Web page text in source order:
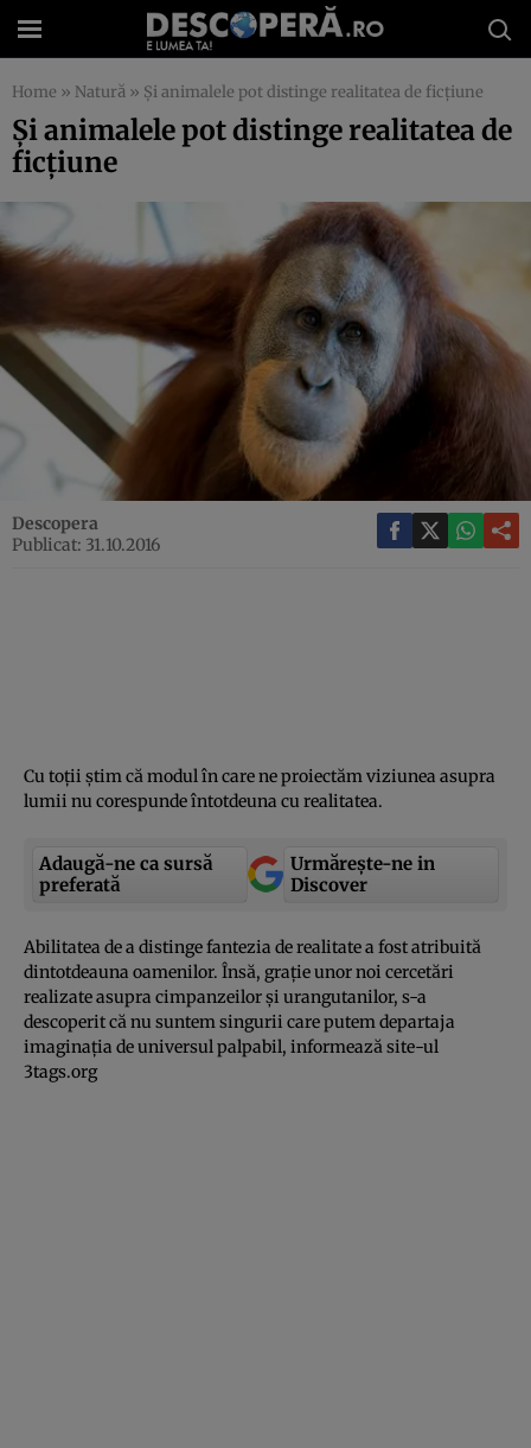
Home » Natură » Şi animalele pot distinge realitatea de ficţiune
Şi animalele pot distinge realitatea de
ficţiune
Descopera
Publicat: 31.10.2016
Cu toţii ştim că modul în care ne proiectăm viziunea asupra
lumii nu corespunde întotdeuna cu realitatea.
Adaugă-ne ca sursă
preferată
Urmărește-ne in
Discover
Abilitatea de a distinge fantezia de realitate a fost atribuită
dintotdeauna oamenilor. Însă, graţie unor noi cercetări
realizate asupra cimpanzeilor şi urangutanilor, s-a
descoperit că nu suntem singurii care putem departaja
imaginaţia de universul palpabil, informează site-ul
3tags.org